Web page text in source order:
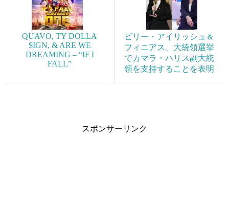
QUAVO, TY DOLLA
$IGN, & ARE WE
DREAMING – “IF I
FALL”
ビリー・アイリッシュ＆
フィニアス、大統領選挙
でカマラ・ハリス副大統
領を支持することを表明
スポンサーリンク